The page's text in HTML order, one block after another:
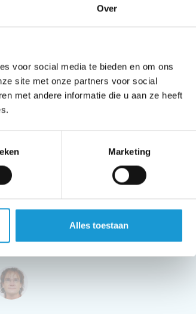
Over
voor social media te bieden en om ons
site met onze partners voor social
met andere informatie die u aan ze heeft
Marketing
Alles toestaan
ben ik erg te
en kunde van